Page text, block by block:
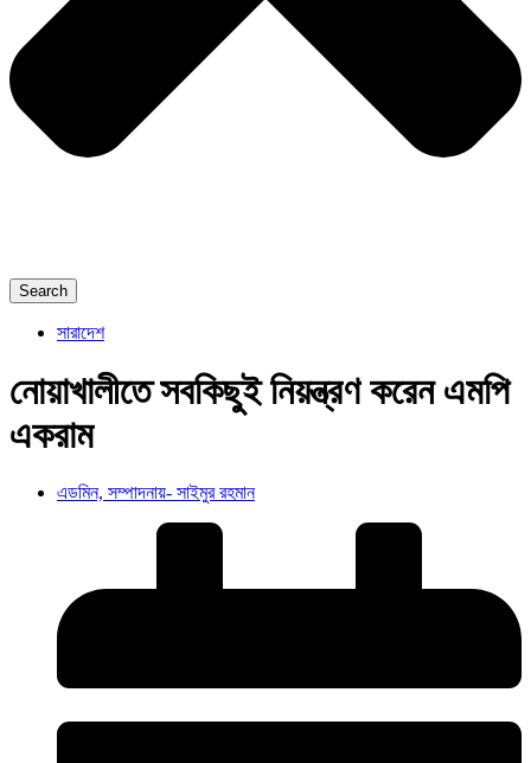
Search
সারাদেশ
নোয়াখালীতে সবকিছুই নিয়ন্ত্রণ করেন এমপি
একরাম
এডমিন, সম্পাদনায়- সাইমুর রহমান